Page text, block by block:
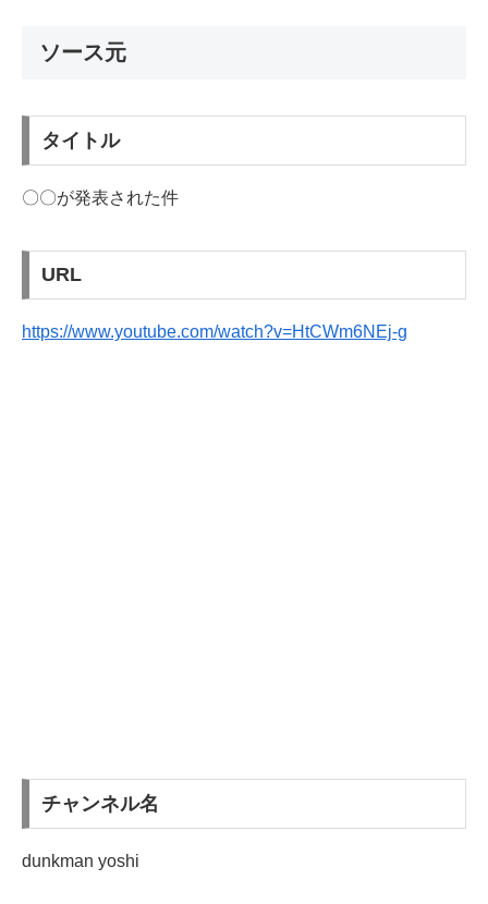
ソース元
タイトル
〇〇が発表された件
URL
https://www.youtube.com/watch?v=HtCWm6NEj-g
チャンネル名
dunkman yoshi